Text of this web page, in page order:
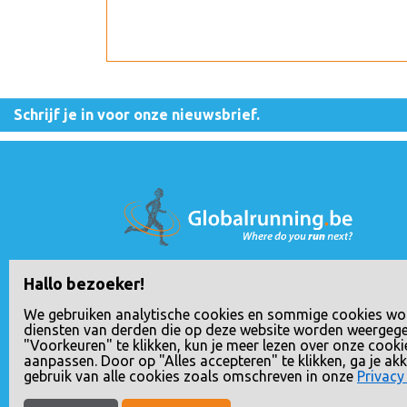
Hallo bezoeker!
We gebruiken analytische cookies en sommige cookies
diensten van derden die op deze website worden
"Voorkeuren" te klikken, kun je meer lezen over onze
aanpassen. Door op "Alles accepteren" te klikken, ga je
gebruik van alle cookies zoals omschreven in onze
Schrijf je in voor onze nieuwsbrief.
Globalrunning is een handelsnaam van Rho
Nederlandse Kamer van Koophandel onder
nummer 24258592. Het BTW nummer van
Delta Travel B.V. is NL807833617B01.